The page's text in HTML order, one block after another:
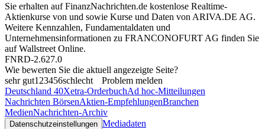
Sie erhalten auf FinanzNachrichten.de kostenlose Realtime-
Aktienkurse von und sowie Kurse und Daten von ARIVA.DE AG.
Weitere Kennzahlen, Fundamentaldaten und
Unternehmensinformationen zu FRANCONOFURT AG finden Sie
aufWallstreet Online.
FNRD-2.627.0
Wie bewerten Sie die aktuell angezeigte Seite?
sehr gut1 23456schlecht
Problem melden
Deutschland 40Xetra-OrderbuchAd hoc-Mitteilungen
Nachrichten BörsenAktien-EmpfehlungenBranchen
MedienNachrichten-Archiv
Datenschutzeinstellungen Mediadaten